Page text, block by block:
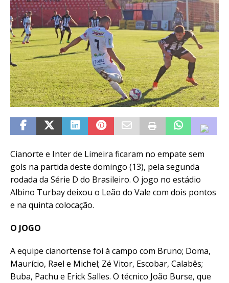
Cianorte e Inter de Limeira ficaram no empate sem
gols na partida deste domingo (13), pela segunda
rodada da Série D do Brasileiro. O jogo no estádio
Albino Turbay deixou o Leão do Vale com dois pontos
e na quinta colocação.
O JOGO
A equipe cianortense foi à campo com Bruno; Doma,
Maurício, Rael e Michel; Zé Vitor, Escobar, Calabês;
Buba, Pachu e Erick Salles. O técnico João Burse, que